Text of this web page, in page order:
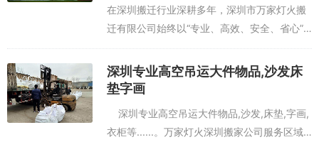
在深圳搬迁行业深耕多年，深圳市万家灯火搬
迁有限公司始终以“专业、高效、安全、省心”
为核心宗旨，深耕企事业单位搬迁、高校搬
迁、科研机构搬迁等高端搬迁领域，凭借扎实
的深圳搬迁服务实力、完善的搬迁服务体系
深圳专业高空吊运大件物品,沙发床
垫字画
深圳专业高空吊运大件物品,沙发,床垫,字画,
衣柜等......。万家灯火深圳搬家公司服务区域: